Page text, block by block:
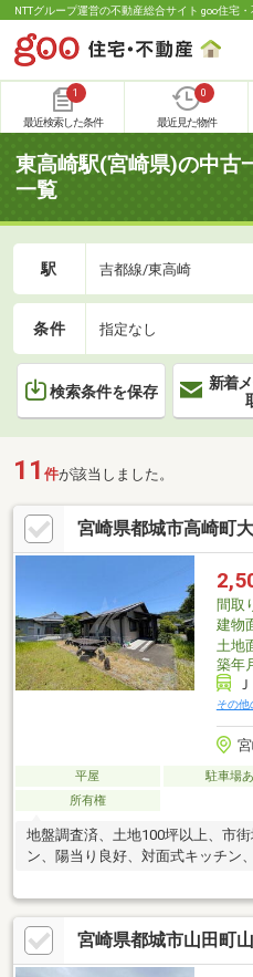
NTTグループ運営の不動産総合サイト goo住宅
1
最近検索した条件
0
最近見た物件
東高崎駅(宮崎県)の中古
一覧
駅 吉都線/東高崎
条件 指定なし
検索条件を保存
新着
11 件が該当しました。
宮崎県都城市高崎町
間取
建物
土地
築年
その他
平屋 駐車場
所有権
地盤調査済、土地100坪以上、市
ン、陽当り良好、対面式キッチン
宮崎県都城市山田町